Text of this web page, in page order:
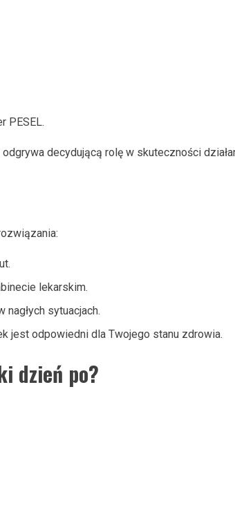
PESEL.
decydującą rolę w skuteczności
lekarskim.
sytuacjach.
jest odpowiedni dla Twojego stanu zdrowia.
dzień po?